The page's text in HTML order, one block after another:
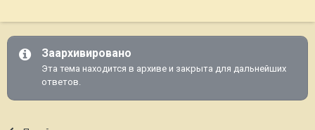
Заархивировано
Эта тема находится в архиве и закрыта для дальнейших
ответов.